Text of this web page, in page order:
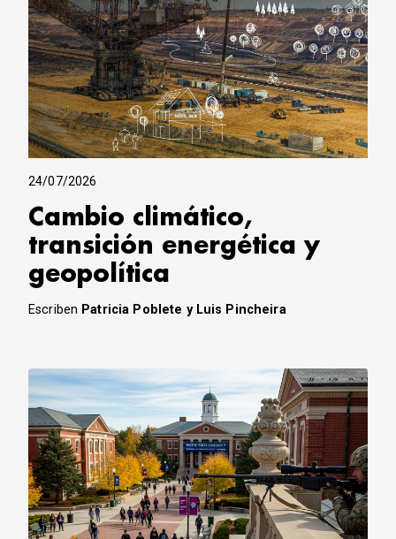
24/07/2026
Cambio climático,
transición energética y
geopolítica
Escriben Patricia Poblete y Luis Pincheira